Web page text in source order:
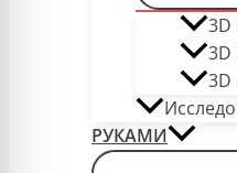
3D
3D
РУКАМИ